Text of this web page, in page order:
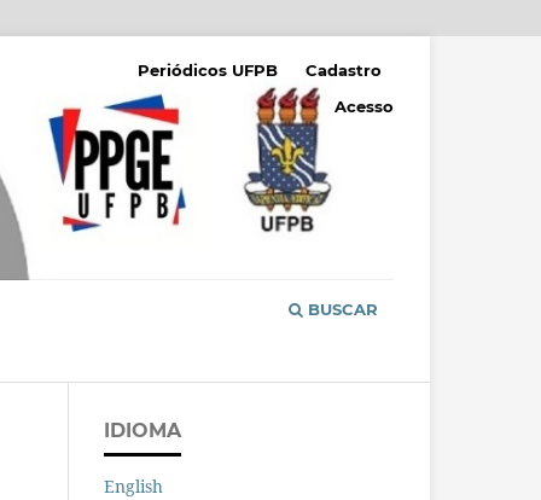
BUSCAR
Periódicos UFPB
Cadastro
Acesso
IDIOMA
English